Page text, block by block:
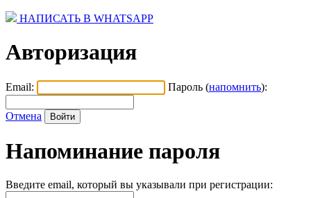
НАПИСАТЬ В WHATSAPP
Авторизация
Email: Пароль (напомнить):
Отмена
Напоминание пароля
Введите email, который вы указывали при регистрации: